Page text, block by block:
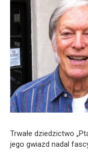
Trwałe dziedzictwo
jego gwiazd nadal